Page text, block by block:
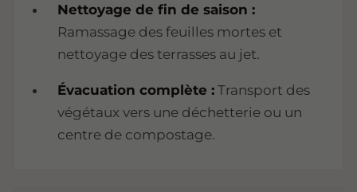
Nettoyage de fin de saison :
Ramassage des feuilles mortes et
nettoyage des terrasses au jet.
Évacuation complète : Transport des
végétaux vers une déchetterie ou un
centre de compostage.